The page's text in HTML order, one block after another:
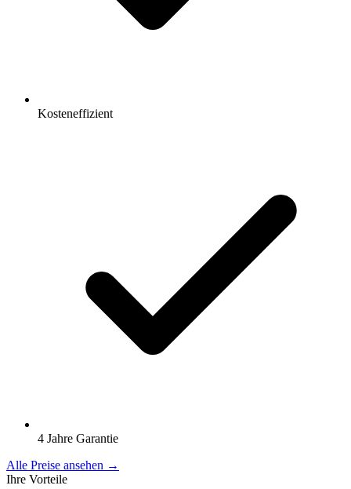
Kosteneffizient
4 Jahre Garantie
Alle Preise ansehen →
Ihre Vorteile